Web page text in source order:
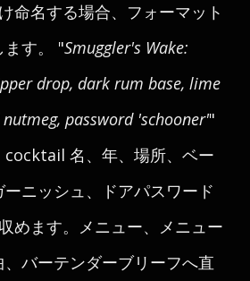
命名する場合、フォーマット
ます。 "Smuggler's Wake:
drop, dark rum base, lime
password 'schooner'"
cocktail 名、年、場所、ベー
ニッシュ、ドアパスワード
めます。メニュー、メニュー
バーテンダーブリーフへ直